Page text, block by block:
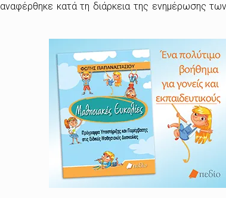
αναφέρθηκε κατά τη διάρκεια της ενημέρωσης